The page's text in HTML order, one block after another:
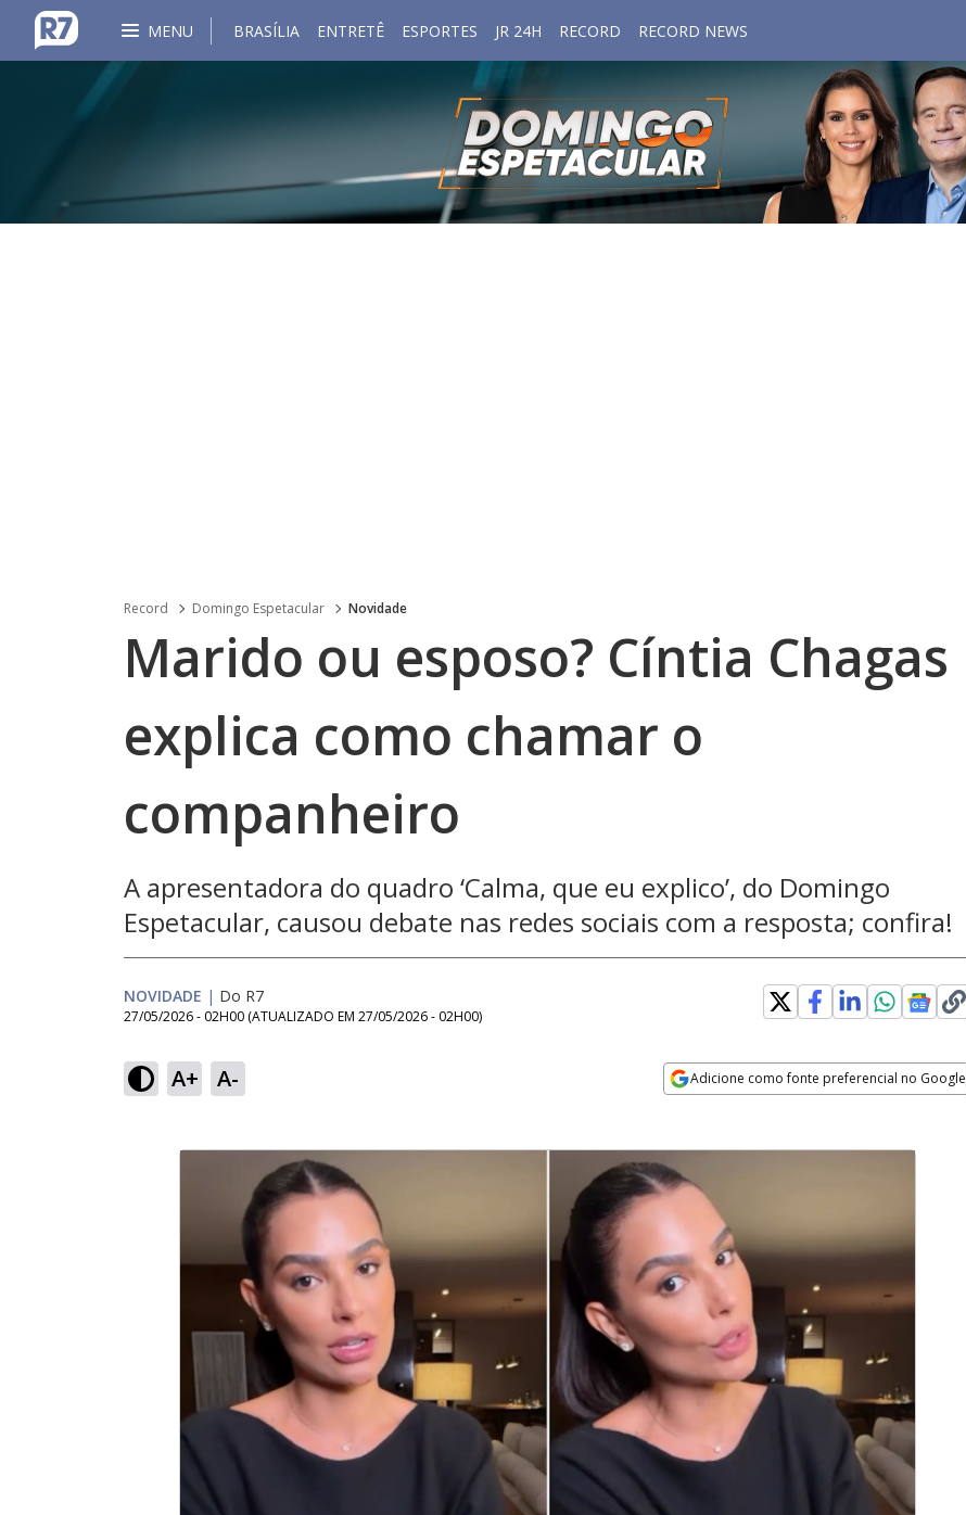
MENU BRASÍLIA ENTRETÊ ESPORTES JR 24H RECORD RECORD NEWS
Record Domingo Espetacular Novidade
Marido ou esposo? Cíntia Chagas
explica como chamar o
companheiro
A apresentadora do quadro ‘Calma, que eu explico’, do Domingo
Espetacular, causou debate nas redes sociais com a resposta; confira!
NOVIDADE | Do R7
27/05/2026 - 02H00 (ATUALIZADO EM 27/05/2026 - 02H00)
A+ A- Adicione como fonte preferencial no Google